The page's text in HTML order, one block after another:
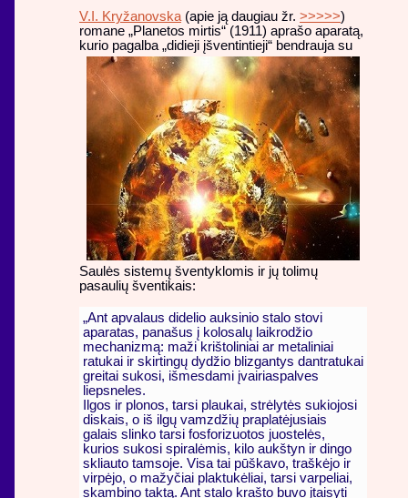
V.I. Kryžanovska (apie ją daugiau žr. >>>>>)
romane „Planetos mirtis“ (1911) aprašo aparatą,
kurio pagalba „didieji įšventintieji“ bendrauja su
Saulės sistemų šventyklomis ir jų tolimų
pasaulių šventikais:
„Ant apvalaus didelio auksinio stalo stovi
aparatas, panašus į kolosalų laikrodžio
mechanizmą: maži krištoliniai ar metaliniai
ratukai ir skirtingų dydžio blizgantys dantratukai
greitai sukosi, išmesdami įvairiaspalves
liepsneles.
Ilgos ir plonos, tarsi plaukai, strėlytės sukiojosi
diskais, o iš ilgų vamzdžių praplatėjusiais
galais slinko tarsi fosforizuotos juostelės,
kurios sukosi spiralėmis, kilo aukštyn ir dingo
skliauto tamsoje. Visa tai pūškavo, traškėjo ir
virpėjo, o mažyčiai plaktukėliai, tarsi varpeliai,
skambino taktą. Ant stalo krašto buvo įtaisyti